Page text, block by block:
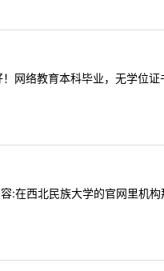
网络教育本科毕业，无学位证
在西北民族大学的官网里机构